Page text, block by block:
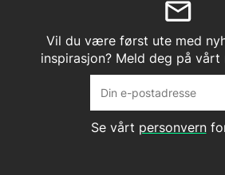
Vil du være først ute med
inspirasjon? Meld deg på vårt
Se vårt personvern